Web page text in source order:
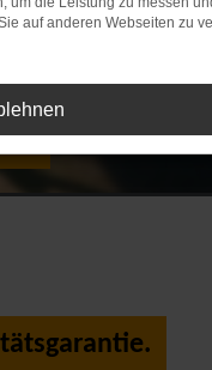
auf anderen Webseiten zu